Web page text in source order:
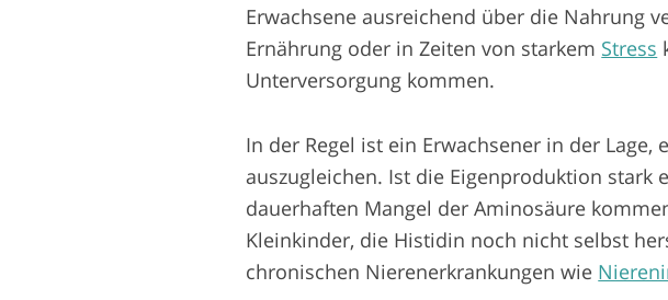
Erwachsene ausreichend über die Nahrung
Ernährung oder in Zeiten von starkem Stress
Unterversorgung kommen.
In der Regel ist ein Erwachsener in der Lage,
auszugleichen. Ist die Eigenproduktion stark
dauerhaften Mangel der Aminosäure
Kleinkinder, die Histidin noch nicht selbst
chronischen Nierenerkrankungen wie